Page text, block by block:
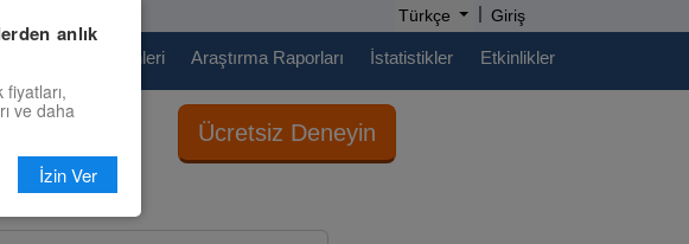
Türkçe | Giriş
Fiyat Tahminleri Araştırma Raporları İstatistikler Etkinlikler
Ücretsiz Deneyin
anlık
fiyatları,
ve daha
İzin Ver